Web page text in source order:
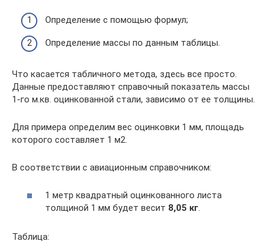
Определение с помощью формул;
Определение массы по данным таблицы.
Что касается табличного метода, здесь все просто.
Данные предоставляют справочный показатель массы
1-го м.кв. оцинкованной стали, зависимо от ее толщины.
Для примера определим вес оцинковки 1 мм, площадь
которого составляет 1 м2.
В соответствии с авиационным справочником:
1 метр квадратный оцинкованного листа
толщиной 1 мм будет весит 8,05 кг.
Таблица: